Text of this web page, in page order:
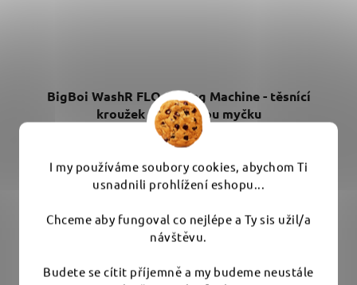
I my používáme soubory cookies, abychom Ti
usnadnili prohlížení eshopu...
Chceme aby fungoval co nejlépe a Ty sis užil/a
návštěvu.
Budete se cítit příjemně a my budeme neustále
BigBoi WashR FLO O-Ring Machine - těsnící
kroužek na tlakovou myčku
Skladem (5 ks)
29 Kč
DO KOŠÍKU